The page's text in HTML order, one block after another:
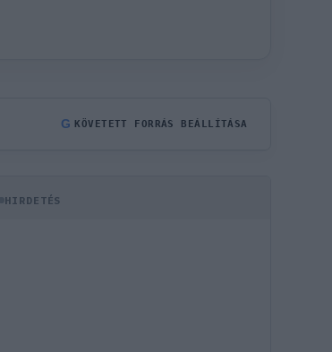
G KÖVETETT FORRÁS BEÁLLÍTÁSA
HIRDETÉS